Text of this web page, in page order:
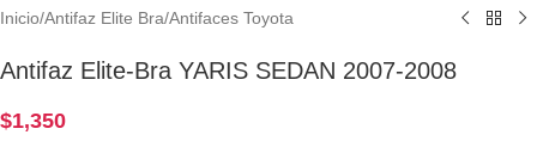
Inicio/Antifaz Elite Bra/Antifaces Toyota
Antifaz Elite-Bra YARIS SEDAN 2007-2008
$1,350